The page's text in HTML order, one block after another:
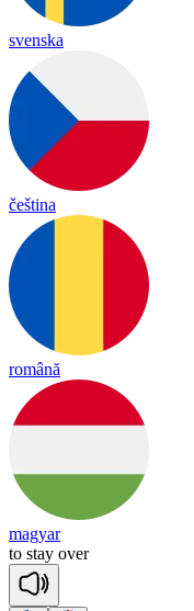
svenska
čeština
română
magyar
to stay over